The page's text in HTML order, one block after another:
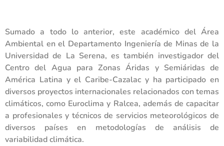
Sumado a todo lo anterior, este académico del Área
Ambiental en el Departamento Ingeniería de Minas de la
Universidad de La Serena, es también investigador del
Centro del Agua para Zonas Áridas y Semiáridas de
América Latina y el Caribe-Cazalac y ha participado en
diversos proyectos internacionales relacionados con temas
climáticos, como Euroclima y Ralcea, además de capacitar
a profesionales y técnicos de servicios meteorológicos de
diversos países en metodologías de análisis de
variabilidad climática.